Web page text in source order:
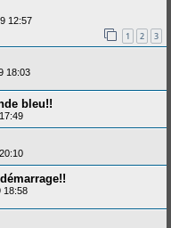
12:57
1 2 3
18:03
bleu!!
18:58